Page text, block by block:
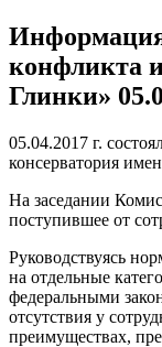
Информация
конфликта
Глинки»
05.04.2017 г.
консерватория
На заседании
поступившее от
Руководствуясь
на отдельные
федеральными
отсутствия у
преимуществах,